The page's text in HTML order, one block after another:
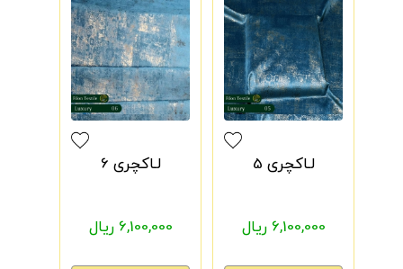
لـاکچری 5
6,100,000 ریال
لـاکچری 6
6,100,000 ریال